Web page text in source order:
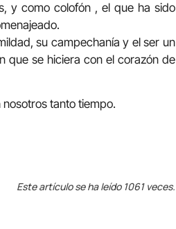
y como colofón , el que ha sido
su campechanía y el ser un
que se hiciera con el corazón de
tanto tiempo.
Este artículo se ha leído 1061 veces.